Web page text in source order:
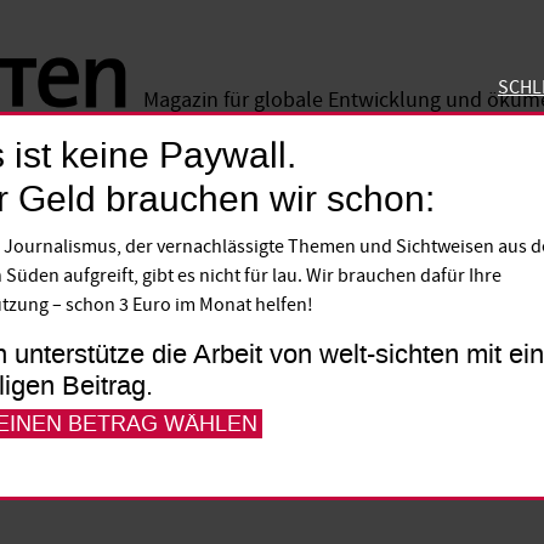
Magazin für globale Entwicklung und
der UN
bemängelt die Vergabe von
Es fehle an Transparenz und
effizienter arbeiteten als die
kollidiert mit dem
im UN-Rahmen zu stärken.
ist keine Paywall.
Geld brauchen wir schon:
Journalismus, der vernachlässigte Themen und Sichtweisen aus
Süden aufgreift, gibt es nicht für lau. Wir brauchen dafür Ihre
– schon 3 Euro im Monat helfen!
unterstütze die Arbeit von welt-sichten mit
Beitrag.
BETRAG WÄHLEN